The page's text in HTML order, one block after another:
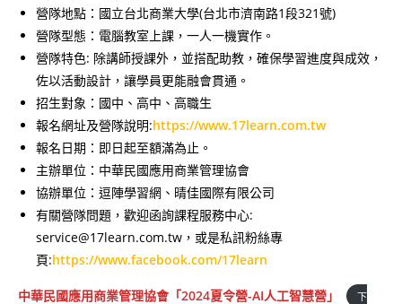
營隊地點：國立台北商業大學(台北市濟南路1段321號)
營隊型態：電腦教室上課，一人一機實作。
營隊特色: 除講師授課外，並搭配助教，確保學習進度與成效，
佐以活動設計，讓學員更能融會貫通。
招生對象：國中、高中、高職生
報名網址及營隊說明:https://www.17learn.com.tw
報名日期：即日起至額滿為止。
主辦單位：中華民國應用商業管理協會
協辦單位：逗陣學習網、晴佳國際有限公司
有關營隊問題，歡迎函詢課程服務中心:
service@17learn.com.tw，或是私訊粉絲專
頁:https://www.facebook.com/17learn
中華民國應用商業管理協會「2024夏令營-AI人工智慧營」 下